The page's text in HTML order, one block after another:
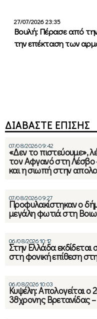
27/07/2026 23:35
Βουλή: Πέρασε από
την επέκταση των
ΔΙΑΒΑΣΤΕ ΕΠΙΣΗΣ
07/08/2026 09:42
«Δεν το πιστεύουμε»,
τον Αφγανό στη Λέσβο
και η σιωπή στην
07/08/2026 09:27
Προφυλακίστηκαν ο
μεγάλη φωτιά στη
06/08/2026 10:12
Στην Ελλάδα
στη φονική επίθεση
06/08/2026 10:03
Κυψέλη: Απολογείται ο
38χρονης Βρετανίδας –